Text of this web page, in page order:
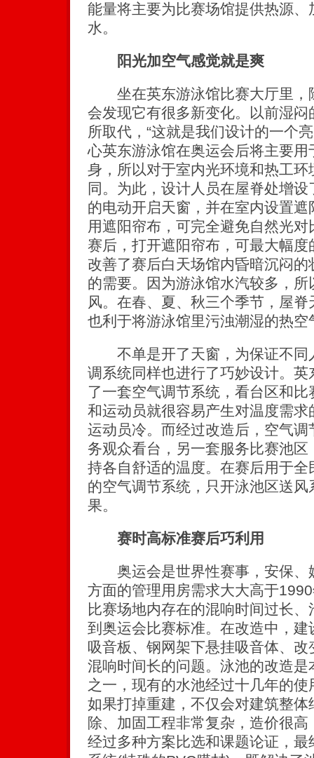
能量将主要为比赛场馆提供热源
水。
阳光加空气感觉就是爽
坐在英东游泳馆比赛大厅里，
会发现它有很多新变化。以前湿
所取代，“这就是我们设计的一个
心英东游泳馆在奥运会后将主要
身，所以对于室内光环境和热工
同。为此，设计人员在屋脊处增
的电动开启天窗，并在室内设置
用遮阳帘布，可完全避免自然光
赛后，打开遮阳帘布，可最大幅
改善了赛后白天场馆内昏暗沉闷
的需要。因为游泳馆水汽较多，
风。在春、夏、秋三个季节，屋
也利于将游泳馆里污浊潮湿的热空
不单是开了天窗，为保证不同
调系统同样也进行了巧妙设计。
了一套空气调节系统，看台区和
和运动员就很容易产生对温度需
运动员冷。而经过改造后，空气
务观众看台，另一套服务比赛池
持各自舒适的温度。在赛后用于
的空气调节系统，只开泳池区送
果。
赛时高标准赛后巧利用
奥运会是世界性赛事，安保、
方面的管理用房需求大大高于
比赛场地内存在的混响时间过长
到奥运会比赛标准。在改造中，
吸音板、钢网架下悬挂吸音体、
混响时间长的问题。泳池的改造
之一，现有的水池经过十几年的
如果打掉重建，不仅会对建筑整
除、加固工程非常复杂，造价很
经过多种方案比选和课题论证，